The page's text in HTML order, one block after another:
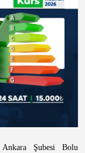
Şubesi Bolu